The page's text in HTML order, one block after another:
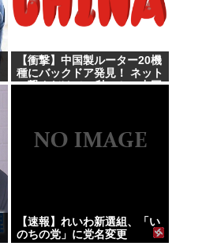
【衝撃】中国製ルーター20機
種にバックドア発見！ ネット
に繋ぐだけで35秒ごとに中国
【速報】れいわ新選組、「い
のちの党」に党名変更